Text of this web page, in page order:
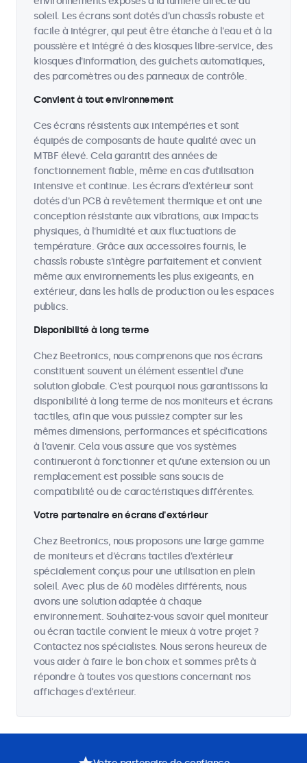
soleil. Les écrans sont dotés d'un chassîs robuste et
facile à intégrer, qui peut être étanche à l'eau et à la
poussière et intégré à des kiosques libre-service, des
kiosques d'information, des guichets automatiques,
des parcomètres ou des panneaux de contrôle.
Convient à tout environnement
Ces écrans résistents aux intempéries et sont
équipés de composants de haute qualité avec un
MTBF élevé. Cela garantit des années de
fonctionnement fiable, même en cas d'utilisation
intensive et continue. Les écrans d'extérieur sont
dotés d'un PCB à revêtement thermique et ont une
conception résistante aux vibrations, aux impacts
physiques, à l'humidité et aux fluctuations de
température. Grâce aux accessoires fournis, le
chassîs robuste s'intègre parfaitement et convient
même aux environnements les plus exigeants, en
extérieur, dans les halls de production ou les espaces
publics.
Disponibilité à long terme
Chez Beetronics, nous comprenons que nos écrans
constituent souvent un élément essentiel d'une
solution globale. C'est pourquoi nous garantissons la
disponibilité à long terme de nos moniteurs et écrans
tactiles, afin que vous puissiez compter sur les
mêmes dimensions, performances et spécifications
à l'avenir. Cela vous assure que vos systèmes
continueront à fonctionner et qu'une extension ou un
remplacement est possible sans soucis de
compatibilité ou de caractéristiques différentes.
Votre partenaire en écrans d'extérieur
Chez Beetronics, nous proposons une large gamme
de moniteurs et d'écrans tactiles d'extérieur
spécialement conçus pour une utilisation en plein
soleil. Avec plus de 60 modèles différents, nous
avons une solution adaptée à chaque
environnement. Souhaitez-vous savoir quel moniteur
ou écran tactile convient le mieux à votre projet ?
Contactez nos spécialistes. Nous serons heureux de
vous aider à faire le bon choix et sommes prêts à
répondre à toutes vos questions concernant nos
affichages d'extérieur.